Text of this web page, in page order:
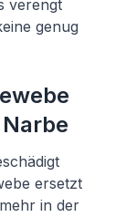
verengt
genug
ersetzt
in der